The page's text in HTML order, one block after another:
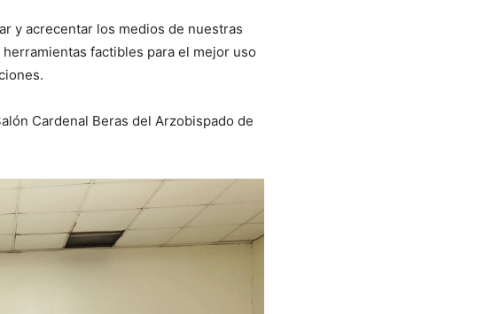
y acrecentar los medios de nuestras
factibles para el mejor uso
Cardenal Beras del Arzobispado de